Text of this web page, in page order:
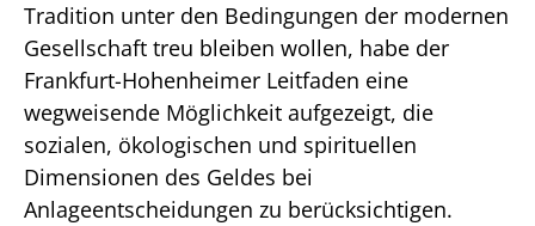
Tradition unter den Bedingungen der modernen
Gesellschaft treu bleiben wollen, habe der
Frankfurt-Hohenheimer Leitfaden eine
wegweisende Möglichkeit aufgezeigt, die
sozialen, ökologischen und spirituellen
Dimensionen des Geldes bei
Anlageentscheidungen zu berücksichtigen.